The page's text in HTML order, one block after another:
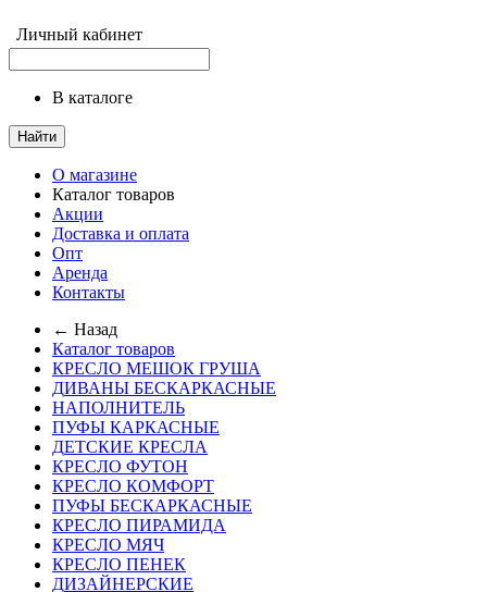
Личный кабинет
в каталоге
Найти
О магазине
Каталог товаров
Акции
Доставка и оплата
Опт
Аренда
Контакты
← Назад
Каталог товаров
КРЕСЛО МЕШОК ГРУША
ДИВАНЫ БЕСКАРКАСНЫЕ
НАПОЛНИТЕЛЬ
ПУФЫ КАРКАСНЫЕ
ДЕТСКИЕ КРЕСЛА
КРЕСЛО ФУТОН
КРЕСЛО КОМФОРТ
ПУФЫ БЕСКАРКАСНЫЕ
КРЕСЛО ПИРАМИДА
КРЕСЛО МЯЧ
КРЕСЛО ПЕНЕК
ДИЗАЙНЕРСКИЕ